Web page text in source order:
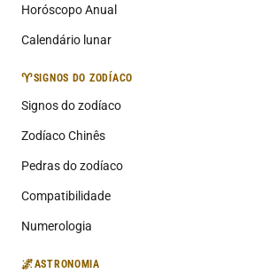
Horóscopo Anual
Calendário lunar
♈SIGNOS DO ZODÍACO
Signos do zodíaco
Zodíaco Chinês
Pedras do zodíaco
Compatibilidade
Numerologia
🌌ASTRONOMIA